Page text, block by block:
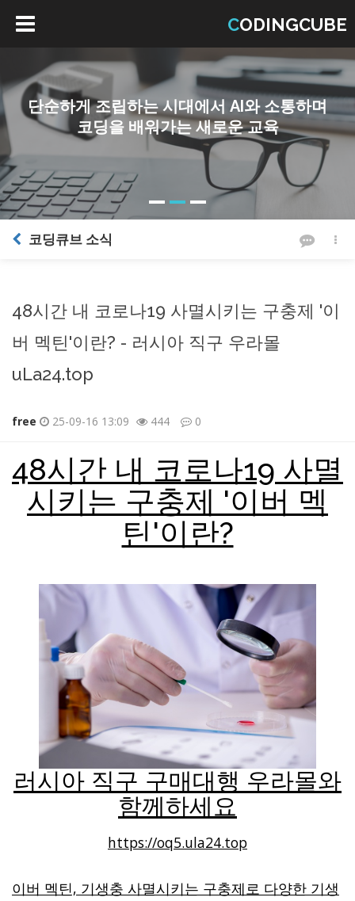
CODINGCUBE
블록을 기반으로 하는 코딩교육 시스템으로
즐거운 교육이 가능합니다.
코딩큐브 소식
48시간 내 코로나19 사멸시키는 구충제 '이
버 멕틴'이란? - 러시아 직구 우라몰
uLa24.top
free 25-09-16 13:09 444 0
본문
48시간 내 코로나19 사멸
시키는 구충제 '이버 멕
틴'이란?
러시아 직구 구매대행 우라몰와
함께하세요
https://oq5.ula24.top
이버 멕틴, 기생충 사멸시키는 구충제로 다양한 기생